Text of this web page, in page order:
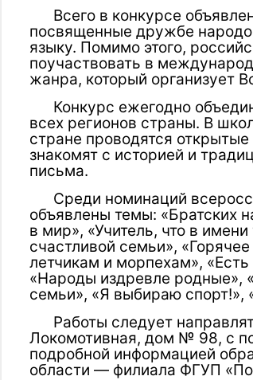
Всего в конкурсе
посвященные дружбе
языку. Помимо этого,
поучаствовать в
жанра, который организует
Конкурс ежегодно
всех регионов страны. В
стране проводятся
знакомят с историей и
письма.
Среди номинаций
объявлены темы: «Братских
в мир», «Учитель, что в
счастливой семьи»,
летчикам и морпехам»,
«Народы издревле родные»,
семьи», «Я выбираю
Работы следует
Локомотивная, дом № 98, с
подробной информацией
области — филиала ФГУП